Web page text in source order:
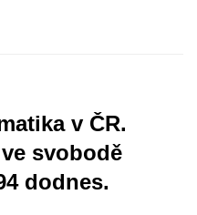
v ČR.
svobodě
dodnes.